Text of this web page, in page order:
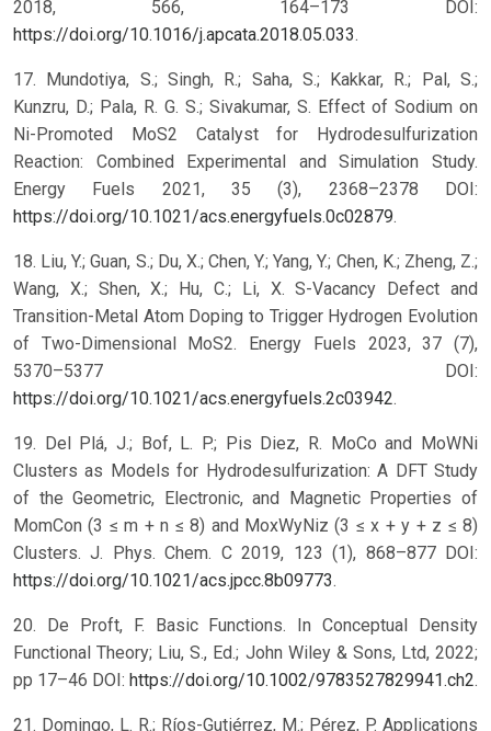
2018, 566, 164–173 DOI:
https://doi.org/10.1016/j.apcata.2018.05.033.
17. Mundotiya, S.; Singh, R.; Saha, S.; Kakkar, R.; Pal, S.;
Kunzru, D.; Pala, R. G. S.; Sivakumar, S. Effect of Sodium on
Ni-Promoted MoS2 Catalyst for Hydrodesulfurization
Reaction: Combined Experimental and Simulation Study.
Energy Fuels 2021, 35 (3), 2368–2378 DOI:
https://doi.org/10.1021/acs.energyfuels.0c02879.
18. Liu, Y.; Guan, S.; Du, X.; Chen, Y.; Yang, Y.; Chen, K.; Zheng, Z.;
Wang, X.; Shen, X.; Hu, C.; Li, X. S-Vacancy Defect and
Transition-Metal Atom Doping to Trigger Hydrogen Evolution
of Two-Dimensional MoS2. Energy Fuels 2023, 37 (7),
5370–5377 DOI:
https://doi.org/10.1021/acs.energyfuels.2c03942.
19. Del Plá, J.; Bof, L. P.; Pis Diez, R. MoCo and MoWNi
Clusters as Models for Hydrodesulfurization: A DFT Study
of the Geometric, Electronic, and Magnetic Properties of
MomCon (3 ≤ m + n ≤ 8) and MoxWyNiz (3 ≤ x + y + z ≤ 8)
Clusters. J. Phys. Chem. C 2019, 123 (1), 868–877 DOI:
https://doi.org/10.1021/acs.jpcc.8b09773.
20. De Proft, F. Basic Functions. In Conceptual Density
Functional Theory; Liu, S., Ed.; John Wiley & Sons, Ltd, 2022;
pp 17–46 DOI: https://doi.org/10.1002/9783527829941.ch2.
21. Domingo, L. R.; Ríos-Gutiérrez, M.; Pérez, P. Applications